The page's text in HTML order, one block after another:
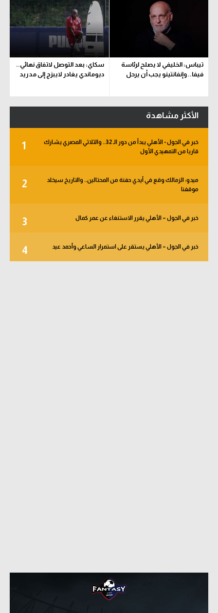
تيباس: الخليفي لا يصلح لرئاسة
فيفا.. وإنفانتينو يجب أن يرحل
سكاي: بعد التوصل لاتفاق نهائي..
ديوماندي يغادر لايبزج إلى مدريد
الأكثر مشاهدة
1
خبر في الجول - الأهلي يبدأ من دور الـ 32.. والثلاثي المصري يشارك
قاريا من التمهيدي الأول
2
ميدو: الزمالك وقع في أيدي حفنة من المحتالين.. والتاريخ سيخلد
موقفنا
3 خبر في الجول – الأهلي يقرر الاستنغاء عن عمر كمال
4 خبر في الجول – الأهلي يستقر على استمرار الساعي وأحمد عيد